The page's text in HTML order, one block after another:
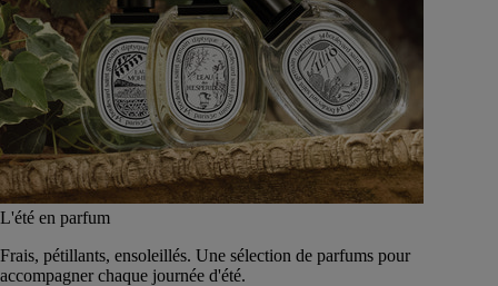
L'été en parfum
Frais, pétillants, ensoleillés. Une sélection de parfums pour
accompagner chaque journée d'été.